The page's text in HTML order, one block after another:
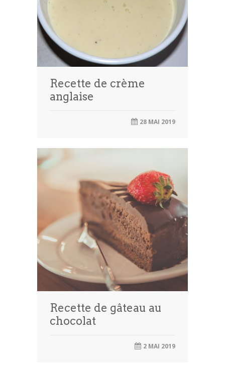
Recette de crème
anglaise
28 MAI 2019
Recette de gâteau au
chocolat
2 MAI 2019